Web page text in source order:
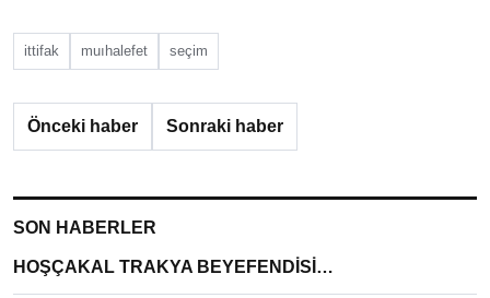
ittifak muıhalefet seçim
Önceki haber Sonraki haber
SON HABERLER
HOŞÇAKAL TRAKYA BEYEFENDİSİ…